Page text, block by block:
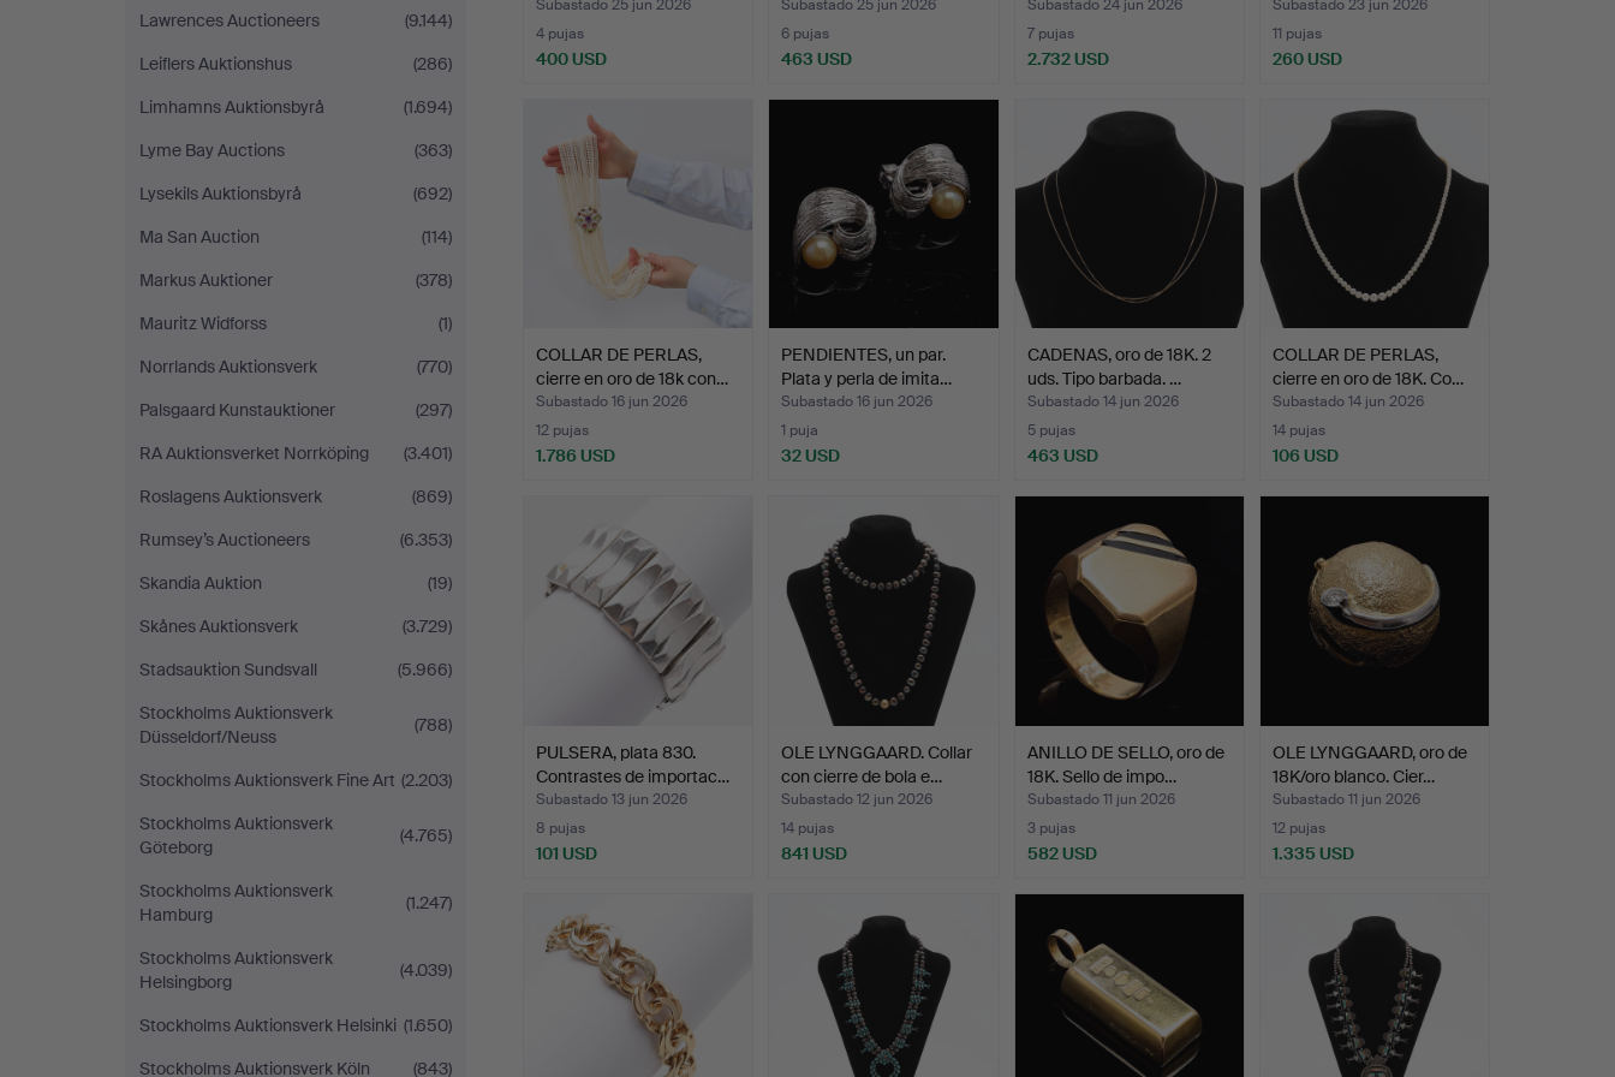
Lawrences Auctioneers
(9.144)
Leiflers Auktionshus
(286)
Limhamns Auktionsbyrå
(1.694)
Lyme Bay Auctions
(363)
Lysekils Auktionsbyrå
(692)
Ma San Auction
(114)
Markus Auktioner
(378)
Mauritz Widforss
(1)
Norrlands Auktionsverk
(770)
Palsgaard Kunstauktioner
(297)
RA Auktionsverket Norrköping
(3.401)
Roslagens Auktionsverk
(869)
Rumsey’s Auctioneers
(6.353)
Skandia Auktion
(19)
Skånes Auktionsverk
(3.729)
Stadsauktion Sundsvall
(5.966)
Stockholms Auktionsverk
Düsseldorf/Neuss
(788)
Stockholms Auktionsverk Fine Art (2.203)
Stockholms Auktionsverk
Göteborg
(4.765)
Stockholms Auktionsverk
Hamburg
(1.247)
Stockholms Auktionsverk
Helsingborg
(4.039)
Stockholms Auktionsverk Helsinki (1.650)
Stockholms Auktionsverk Köln
(843)
Subastado 25 jun 2026
4 pujas
400 USD
Subastado 25 jun 2026
6 pujas
463 USD
Subastado 24 jun 2026
7 pujas
2.732 USD
Subastado 23 jun 2026
11 pujas
260 USD
COLLAR DE PERLAS,
cierre en oro de 18k con…
Subastado 16 jun 2026
12 pujas
1.786 USD
PENDIENTES, un par.
Plata y perla de imita…
Subastado 16 jun 2026
1 puja
32 USD
CADENAS, oro de 18K. 2
uds. Tipo barbada. …
Subastado 14 jun 2026
5 pujas
463 USD
COLLAR DE PERLAS,
cierre en oro de 18K. Co…
Subastado 14 jun 2026
14 pujas
106 USD
PULSERA, plata 830.
Contrastes de importac…
Subastado 13 jun 2026
8 pujas
101 USD
OLE LYNGGAARD. Collar
con cierre de bola e…
Subastado 12 jun 2026
14 pujas
841 USD
ANILLO DE SELLO, oro de
18K. Sello de impo…
Subastado 11 jun 2026
3 pujas
582 USD
OLE LYNGGAARD, oro de
18K/oro blanco. Cier…
Subastado 11 jun 2026
12 pujas
1.335 USD